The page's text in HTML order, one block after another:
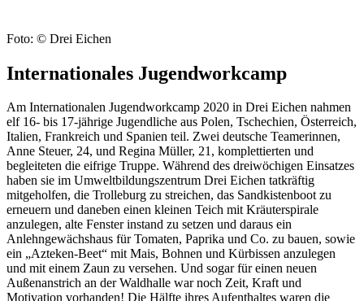
Foto: © Drei Eichen
Internationales Jugendworkcamp
Am Internationalen Jugendworkcamp 2020 in Drei Eichen nahmen
elf 16- bis 17-jährige Jugendliche aus Polen, Tschechien, Österreich,
Italien, Frankreich und Spanien teil. Zwei deutsche Teamerinnen,
Anne Steuer, 24, und Regina Müller, 21, komplettierten und
begleiteten die eifrige Truppe. Während des dreiwöchigen Einsatzes
haben sie im Umweltbildungszentrum Drei Eichen tatkräftig
mitgeholfen, die Trolleburg zu streichen, das Sandkistenboot zu
erneuern und daneben einen kleinen Teich mit Kräuterspirale
anzulegen, alte Fenster instand zu setzen und daraus ein
Anlehngewächshaus für Tomaten, Paprika und Co. zu bauen, sowie
ein „Azteken-Beet“ mit Mais, Bohnen und Kürbissen anzulegen
und mit einem Zaun zu versehen. Und sogar für einen neuen
Außenanstrich an der Waldhalle war noch Zeit, Kraft und
Motivation vorhanden! Die Hälfte ihres Aufenthaltes waren die